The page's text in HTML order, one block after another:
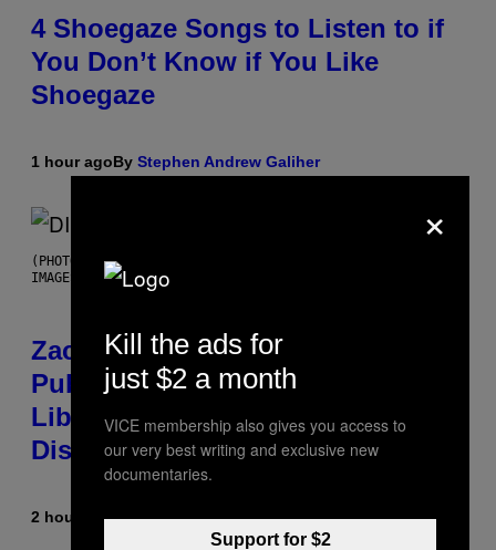
4 Shoegaze Songs to Listen to if
You Don’t Know if You Like
Shoegaze
1 hour agoBy Stephen Andrew Galiher
(PHOTO BY ROBERTO PANUCCI – CORBIS/CORBIS VIA GETTY
IMAGES)
Zachary Cole Smith Wants a
Publicly Owned Music Streaming
Library Built on Spotify’s
Dismantled Bones
2 hours agoByLauren Boisvert
×
Kill the ads for
just $2 a month
VICE membership also gives you access to
our very best writing and exclusive new
documentaries.
Support for $2